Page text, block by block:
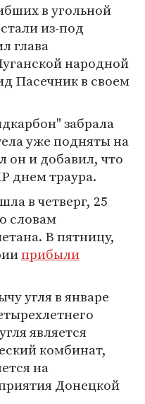
в угольной
из-под
глава
народной
Пасечник в своем
забрала
уже подняты на
он и добавил, что
днем траура.
в четверг, 25
словам
В пятницу,
прибыли
угля в январе
является
комбинат,
на
Донецкой